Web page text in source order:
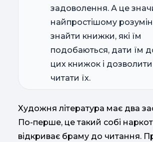
задоволення. А це
найпростішому
знайти книжки, які їм
подобаються, дати їм
цих книжок і дозволити
читати їх.
Художня література має два
По-перше, це такий собі
відкриває браму до читання.